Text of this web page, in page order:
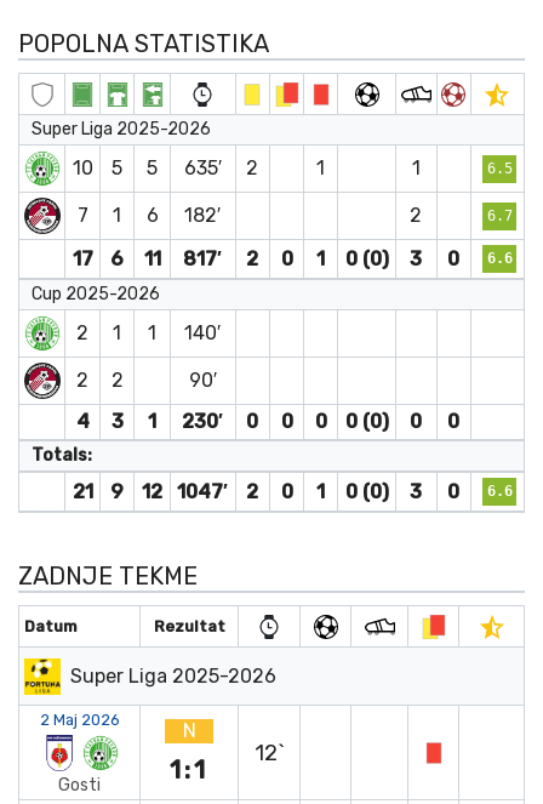
POPOLNA STATISTIKA
Super Liga 2025-2026
10 5 5 635′ 2 1 1 6.5
7 1 6 182′ 2 6.7
17 6 11 817′ 2 0 1 0 (0) 3 0 6.6
Cup 2025-2026
2 1 1 140′
2 2
90′
4
3 1 230′ 0 0 0 0 (0) 0 0
Totals:
21 9 12 1047′ 2 0 1 0 (0) 3 0 6.6
ZADNJE TEKME
Datum Rezultat
Super Liga 2025-2026
2 Maj 2026
Gosti
N
1:1
12`